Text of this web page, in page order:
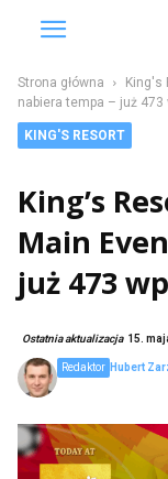
Strona główna King's
nabiera tempa – już 473
KING'S RESORT
King’s
Main
już 473
Ostatnia aktualizacja 15.
Hubert
Redaktor